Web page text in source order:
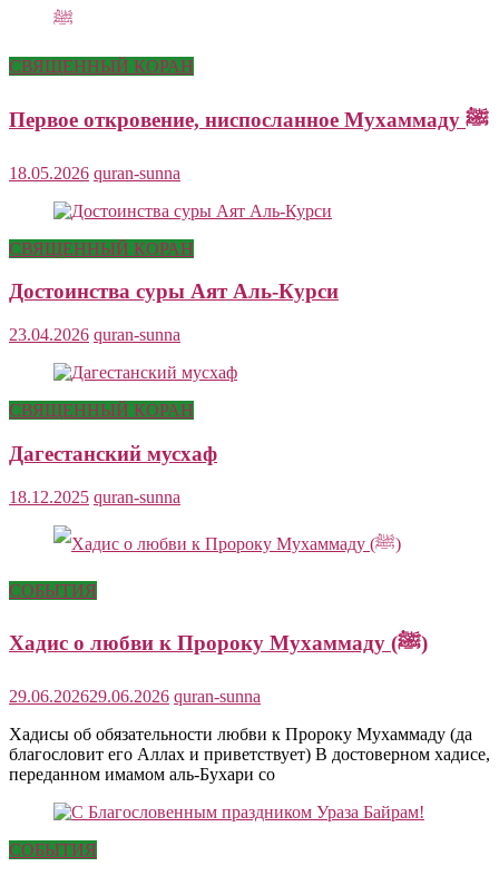
СВЯЩЕННЫЙ КОРАН
Первое откровение, ниспосланное Мухаммаду ﷺ
18.05.2026 quran-sunna
СВЯЩЕННЫЙ КОРАН
Достоинства суры Аят Аль-Курси
23.04.2026 quran-sunna
СВЯЩЕННЫЙ КОРАН
Дагестанский мусхаф
18.12.2025 quran-sunna
СОБЫТИЯ
Хадис о любви к Пророку Мухаммаду (ﷺ)
29.06.202629.06.2026 quran-sunna
Хадисы об обязательности любви к Пророку Мухаммаду (да
благословит его Аллах и приветствует) В достоверном хадисе,
переданном имамом аль-Бухари со
СОБЫТИЯ